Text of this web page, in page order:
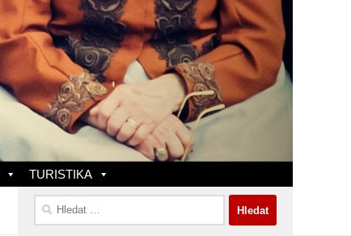
TURISTIKA
Vyhledávání